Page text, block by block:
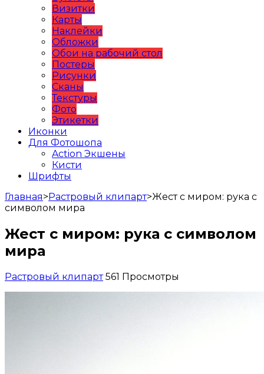
Визитки
Карты
Наклейки
Обложки
Обои на рабочий стол
Постеры
Рисунки
Сканы
Текстуры
Фото
Этикетки
Иконки
Для Фотошопа
Action Экшены
Кисти
Шрифты
Главная>Растровый клипарт>Жест с миром: рука с
символом мира
Жест с миром: рука с символом
мира
Растровый клипарт 561 Просмотры